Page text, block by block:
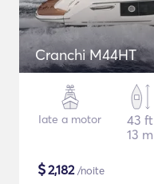
Cranchi M44HT
Iate a motor
43 ft
13 m
$2,182/noite